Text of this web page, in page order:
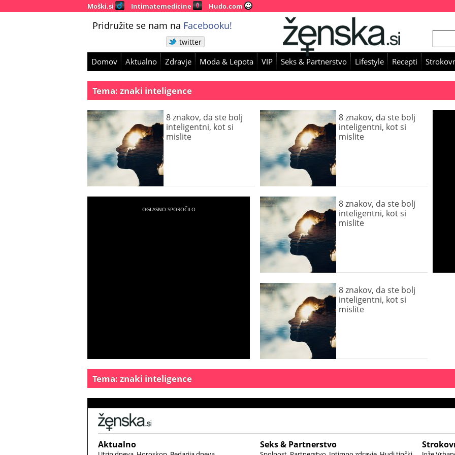
Moški.si Intimatemedicine Hudo.com
Pridružite se nam na Facebooku!
twitter
Domov Aktualno Zdravje Moda & Lepota VIP Seks & Partnerstvo Lifestyle Recepti
Tema: znaki inteligence
8 znakov, da ste bolj
inteligentni, kot si
mislite
8 znakov, da ste bolj
inteligentni, kot si
mislite
8 znakov, da ste bolj
inteligentni, kot si
mislite
8 znakov, da ste bolj
inteligentni, kot si
mislite
Tema: znaki inteligence
Aktualno Seks & Partnerstvo